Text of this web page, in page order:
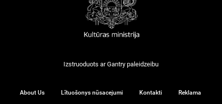
Izstruoduots arGantry paleidzeibu
About Us Lītuošonys nūsacejumi Kontakti Reklama